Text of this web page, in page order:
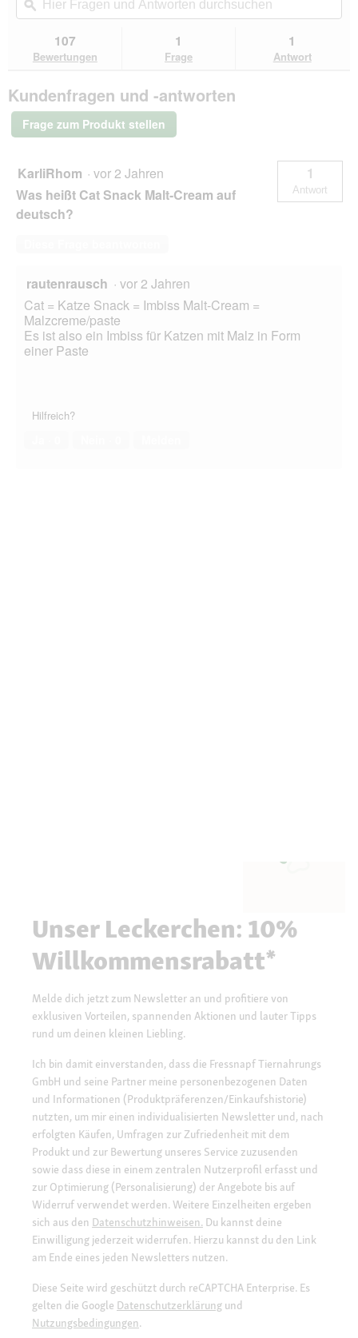
lesen
Miamor
Snack
Malt-
Vorteilspack
24x15g
navigierst
du
Fragen
und
Antworten
durchsuchen
ϙ
107
Bewertungen
1
Frage
1
Antwort
Kundenfragen und -antworten
Frage zum Produkt stellen
KarliRhom · vor 2 Jahren
Was heißt Cat Snack Malt-Cream auf
deutsch?
1
Antwort
rautenrausch · vor 2 Jahren
Cat = Katze Snack = Imbiss Malt-Cream =
Malzcreme/paste
Es ist also ein Imbiss für Katzen mit Malz in Form
einer Paste
Hilfreich?
Unser Leckerchen: 10%
Willkommensrabatt*
Melde dich jetzt zum Newsletter an und profitiere von
exklusiven Vorteilen, spannenden Aktionen und lauter Tipps
rund um deinen kleinen Liebling.
Ich bin damit einverstanden, dass die Fressnapf Tiernahrungs
GmbH und seine Partner meine personenbezogenen Daten
und Informationen (Produktpräferenzen/Einkaufshistorie)
nutzten, um mir einen individualisierten Newsletter und, nach
erfolgten Käufen, Umfragen zur Zufriedenheit mit dem
Produkt und zur Bewertung unseres Service zuzusenden
sowie dass diese in einem zentralen Nutzerprofil erfasst und
zur Optimierung (Personalisierung) der Angebote bis auf
Widerruf verwendet werden. Weitere Einzelheiten ergeben
sich aus den Datenschutzhinweisen. Du kannst deine
Einwilligung jederzeit widerrufen. Hierzu kannst du den Link
am Ende eines jeden Newsletters nutzen.
Diese Seite wird geschützt durch reCAPTCHA Enterprise. Es
gelten die Google Datenschutzerklärung und
Nutzungsbedingungen.